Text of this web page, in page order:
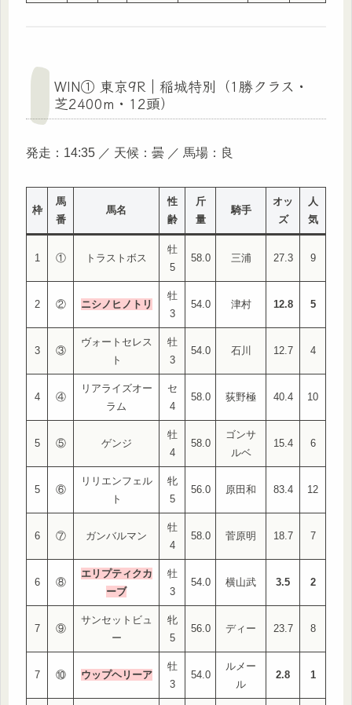
WIN① 東京9R｜稲城特別（1勝クラス・
芝2400m・12頭）
発走：14:35 ／ 天候：曇 ／ 馬場：良
枠
馬
番
馬名
性
齢
斤
量
騎手
オッ
ズ
人
気
1 ① トラストボス
牡
5
58.0 三浦 27.3 9
2 ② ニシノヒノトリ
牡
3
54.0 津村 12.8 5
3 ③
ヴォートセレス
ト
牡
3
54.0 石川 12.7 4
4 ④
リアライズオー
ラム
セ
4
58.0 荻野極 40.4 10
5 ⑤ ゲンジ
牡
4
58.0
ゴンサ
ルベ
15.4 6
5 ⑥
リリエンフェル
ト
牝
5
56.0 原田和 83.4 12
6 ⑦ ガンバルマン
牡
4
58.0 菅原明 18.7 7
6 ⑧
エリプティクカ
ーブ
牡
3
54.0 横山武 3.5 2
7 ⑨
サンセットビュ
ー
牝
5
56.0 ディー 23.7 8
7 ⑩ ウップヘリーア
牡
3
54.0
ルメー
ル
2.8 1